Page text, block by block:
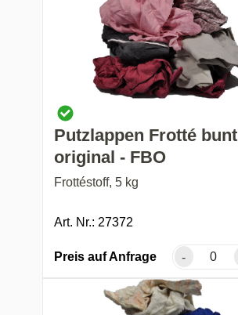
Putzlappen Frotté bunt
original - FBO
Frottéstoff, 5 kg
Art. Nr.: 27372
Preis auf Anfrage -